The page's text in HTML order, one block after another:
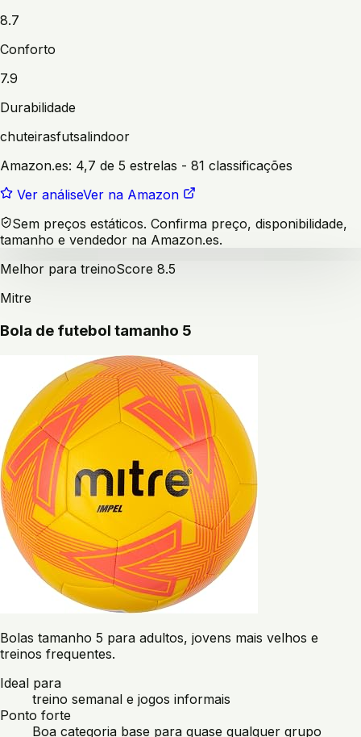
8.7
Conforto
7.9
Durabilidade
chuteirasfutsalindoor
Amazon.es: 4,7 de 5 estrelas - 81 classificações
Ver análiseVer na Amazon
Sem preços estáticos. Confirma preço, disponibilidade,
tamanho e vendedor na Amazon.es.
Melhor para treinoScore 8.5
Mitre
Bola de futebol tamanho 5
Bolas tamanho 5 para adultos, jovens mais velhos e
treinos frequentes.
Ideal para
treino semanal e jogos informais
Ponto forte
Boa categoria base para quase qualquer grupo